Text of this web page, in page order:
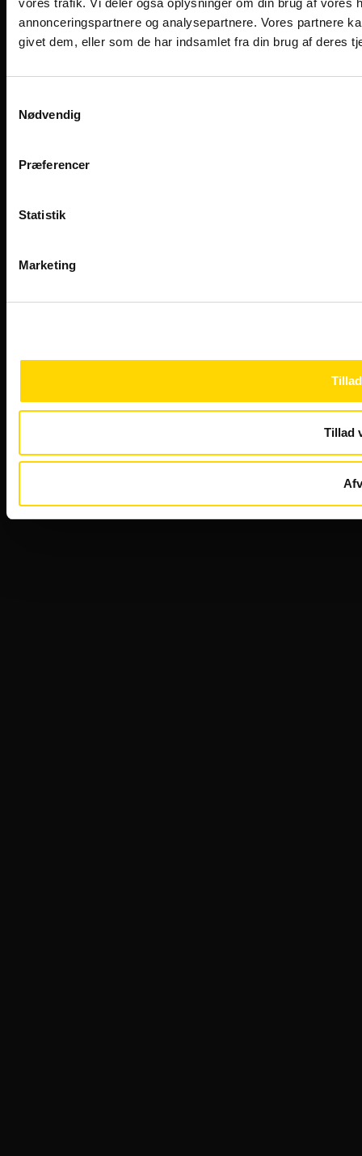
vores trafik. Vi deler også oplysninger om din brug af vores
annonceringspartnere og analysepartnere. Vores partnere
givet dem, eller som de har indsamlet fra din brug af deres
Nødvendig
Præferencer
Statistik
Marketing
Tillad